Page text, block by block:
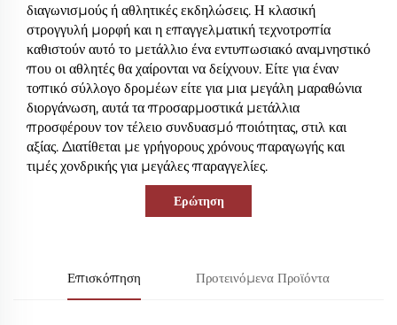
διαγωνισμούς ή αθλητικές εκδηλώσεις. Η κλασική
στρογγυλή μορφή και η επαγγελματική τεχνοτροπία
καθιστούν αυτό το μετάλλιο ένα εντυπωσιακό αναμνηστικό
που οι αθλητές θα χαίρονται να δείχνουν. Είτε για έναν
τοπικό σύλλογο δρομέων είτε για μια μεγάλη μαραθώνια
διοργάνωση, αυτά τα προσαρμοστικά μετάλλια
προσφέρουν τον τέλειο συνδυασμό ποιότητας, στιλ και
αξίας. Διατίθεται με γρήγορους χρόνους παραγωγής και
τιμές χονδρικής για μεγάλες παραγγελίες.
Ερώτηση
Επισκόπηση Προτεινόμενα Προϊόντα